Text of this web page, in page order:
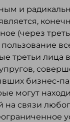
и
(через
пользование
третьи лица
бизнес-
могут
связи